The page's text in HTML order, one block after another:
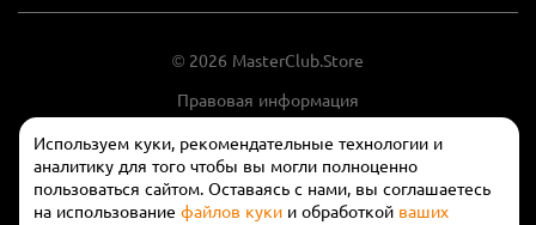
Используем куки, рекомендательные технологии и
аналитику для того чтобы вы могли полноценно
пользоваться сайтом. Оставаясь с нами, вы соглашаетесь
на использование файлов куки и обработкой ваших
© 2026 MasterClub.Store
Правовая информация
Положение об обработки и защите
персональных данных